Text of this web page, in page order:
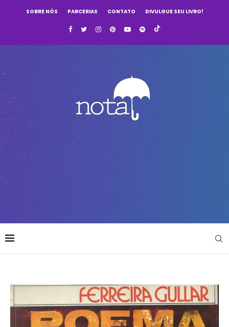
SOBRE NÓS PARCERIAS CONTATO DIVULGUE SEU LIVRO!